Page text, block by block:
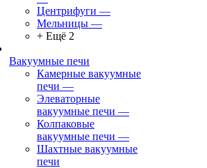
Центрифуги —
Мельницы —
+ Ещё 2
Вакуумные печи
Камерные вакуумные
печи —
Элеваторные
вакуумные печи —
Колпаковые
вакуумные печи —
Шахтные вакуумные
печи